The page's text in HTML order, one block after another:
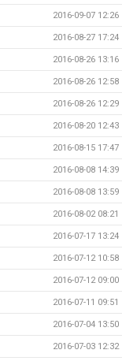
2016-09-07 12:26
2016-08-27 17:24
2016-08-26 13:16
2016-08-26 12:58
2016-08-26 12:29
2016-08-20 12:43
2016-08-15 17:47
2016-08-08 14:39
2016-08-08 13:59
2016-08-02 08:21
2016-07-17 13:24
2016-07-12 10:58
2016-07-12 09:00
2016-07-11 09:51
2016-07-04 13:50
2016-07-03 12:32